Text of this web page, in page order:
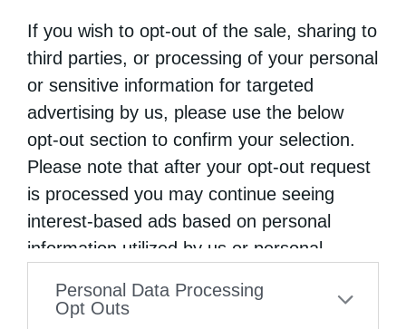
If you wish to opt-out of the sale, sharing to
third parties, or processing of your personal
or sensitive information for targeted
advertising by us, please use the below
opt-out section to confirm your selection.
Please note that after your opt-out request
is processed you may continue seeing
interest-based ads based on personal
information utilized by us or personal
to your opt-out. You may separately opt-out
Personal Data Processing
Opt Outs
Ιερά Παράκληση προς την Υπεραγία Θεοτόκο στα
Φαβριανά...
Θεία Λειτουργία στην Παναγιά Πεδιάδος